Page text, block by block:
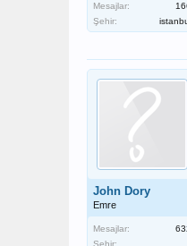
Mesajlar:
Şehir:
John Dory
Emre
Mesajlar: